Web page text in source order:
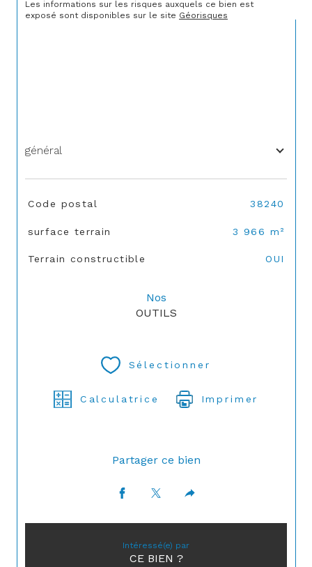
Les informations sur les risques auxquels ce bien est
exposé sont disponibles sur le site Géorisques
général
TRAD_SIROCCO_Caracteristique
Code postal 38240
surface terrain 3 966 m²
Terrain constructible OUI
Nos
OUTILS
Sélectionner
Calculatrice Imprimer
Partager ce bien
Intéressé(e) par
CE BIEN ?